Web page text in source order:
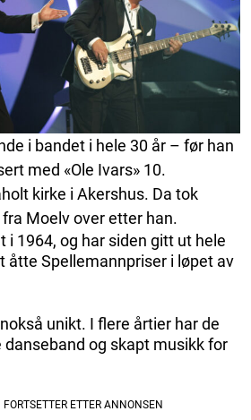
i bandet i hele 30 år – før han
med «Ole Ivars» 10.
kirke i Akershus. Da tok
Moelv over etter han.
i 1964, og har siden gitt ut hele
åtte Spellemannpriser i løpet av
unikt. I flere årtier har de
og skapt musikk for